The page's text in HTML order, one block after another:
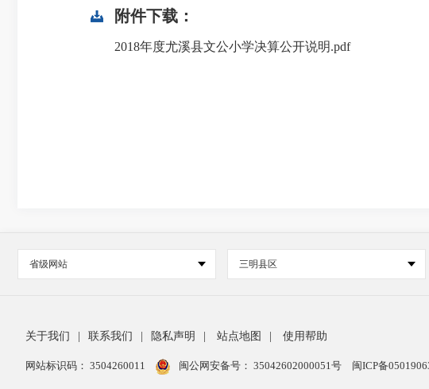
附件下载：
2018年度尤溪县文公小学决算公开说明.pdf
省级网站 三明县区
关于我们 联系我们 隐私声明 站点地图 使用帮助
网站标识码： 3504260011 闽公网安备号： 35042602000051号 闽ICP备